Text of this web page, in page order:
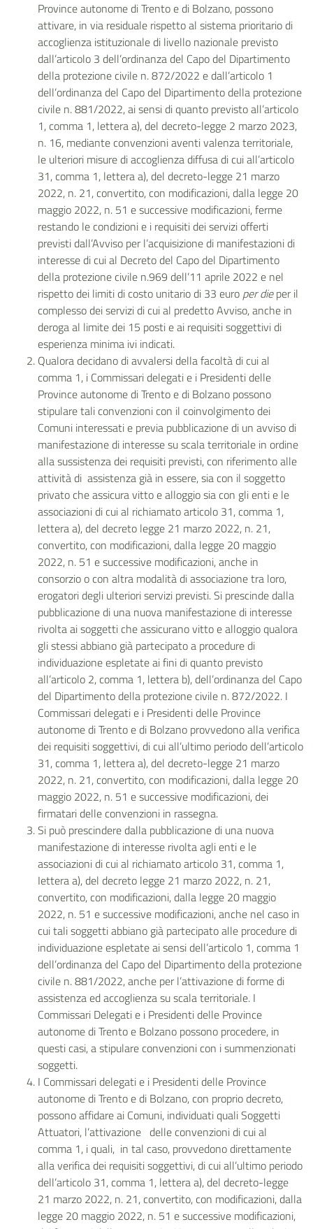
Province autonome di Trento e di Bolzano, possono
attivare, in via residuale rispetto al sistema prioritario di
accoglienza istituzionale di livello nazionale previsto
dall’articolo 3 dell’ordinanza del Capo del Dipartimento
della protezione civile n. 872/2022 e dall’articolo 1
dell’ordinanza del Capo del Dipartimento della protezione
civile n. 881/2022, ai sensi di quanto previsto all’articolo
1, comma 1, lettera a), del decreto-legge 2 marzo 2023,
n. 16, mediante convenzioni aventi valenza territoriale,
le ulteriori misure di accoglienza diffusa di cui all’articolo
31, comma 1, lettera a), del decreto-legge 21 marzo
2022, n. 21, convertito, con modificazioni, dalla legge 20
maggio 2022, n. 51 e successive modificazioni, ferme
restando le condizioni e i requisiti dei servizi offerti
previsti dall’Avviso per l’acquisizione di manifestazioni di
interesse di cui al Decreto del Capo del Dipartimento
della protezione civile n.969 dell’11 aprile 2022 e nel
rispetto dei limiti di costo unitario di 33 euro per dieper il
complesso dei servizi di cui al predetto Avviso, anche in
deroga al limite dei 15 posti e ai requisiti soggettivi di
esperienza minima ivi indicati.
Qualora decidano di avvalersi della facoltà di cui al
comma 1, i Commissari delegati e i Presidenti delle
Province autonome di Trento e di Bolzano possono
stipulare tali convenzioni con il coinvolgimento dei
Comuni interessati e previa pubblicazione di un avviso di
manifestazione di interesse su scala territoriale in ordine
alla sussistenza dei requisiti previsti, con riferimento alle
attività di assistenza già in essere, sia con il soggetto
privato che assicura vitto e alloggio sia con gli enti e le
associazioni di cui al richiamato articolo 31, comma 1,
lettera a), del decreto legge 21 marzo 2022, n. 21,
convertito, con modificazioni, dalla legge 20 maggio
2022, n. 51 e successive modificazioni, anche in
consorzio o con altra modalità di associazione tra loro,
erogatori degli ulteriori servizi previsti. Si prescinde dalla
pubblicazione di una nuova manifestazione di interesse
rivolta ai soggetti che assicurano vitto e alloggio qualora
gli stessi abbiano già partecipato a procedure di
individuazione espletate ai fini di quanto previsto
all’articolo 2, comma 1, lettera b), dell’ordinanza del Capo
del Dipartimento della protezione civile n. 872/2022. I
Commissari delegati e i Presidenti delle Province
autonome di Trento e di Bolzano provvedono alla verifica
dei requisiti soggettivi, di cui all’ultimo periodo dell’articolo
31, comma 1, lettera a), del decreto-legge 21 marzo
2022, n. 21, convertito, con modificazioni, dalla legge 20
maggio 2022, n. 51 e successive modificazioni, dei
firmatari delle convenzioni in rassegna.
Si può prescindere dalla pubblicazione di una nuova
manifestazione di interesse rivolta agli enti e le
associazioni di cui al richiamato articolo 31, comma 1,
Iettera a), del decreto legge 21 marzo 2022, n. 21,
convertito, con modificazioni, dalla legge 20 maggio
2022, n. 51 e successive modificazioni, anche nel caso in
cui tali soggetti abbiano già partecipato alle procedure di
individuazione espletate ai sensi dell’articolo 1, comma 1
dell’ordinanza del Capo del Dipartimento della protezione
civile n. 881/2022, anche per l’attivazione di forme di
assistenza ed accoglienza su scala territoriale. I
Commissari Delegati e i Presidenti delle Province
autonome di Trento e Bolzano possono procedere, in
questi casi, a stipulare convenzioni con i summenzionati
soggetti.
I Commissari delegati e i Presidenti delle Province
autonome di Trento e di Bolzano, con proprio decreto,
possono affidare ai Comuni, individuati quali Soggetti
Attuatori, l’attivazione delle convenzioni di cui al
comma 1, i quali, in tal caso, provvedono direttamente
alla verifica dei requisiti soggettivi, di cui all’ultimo periodo
dell’articolo 31, comma 1, lettera a), del decreto-legge
21 marzo 2022, n. 21, convertito, con modificazioni, dalla
legge 20 maggio 2022, n. 51 e successive modificazioni,